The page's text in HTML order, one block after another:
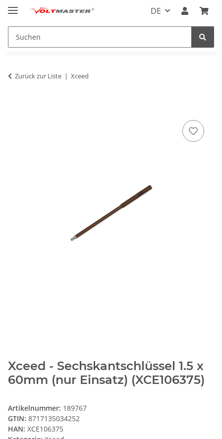
DE
Zurück zur Liste Xceed
Xceed - Sechskantschlüssel 1.5 x
60mm (nur Einsatz) (XCE106375)
Artikelnummer: 189767
GTIN: 8717135034252
HAN: XCE106375